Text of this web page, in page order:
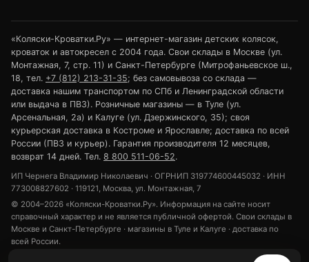
«Коляски-Кроватки.Ру» — интернет-магазин детских колясок,
кроваток и автокресел с 2004 года. Свои склады в Москве (ул.
Монтажная, 7, стр. 11) и Санкт-Петербурге (Митрофаньевское ш.,
18, тел. +7 (812) 213-31-35; без самовывоза со склада —
доставка нашим транспортом по СПб и Ленинградской области
или выдача в ПВЗ). Розничные магазины — в Туле (ул.
Арсенальная, 2а) и Калуге (ул. Дзержинского, 35); своя
курьерская доставка в Костроме и Ярославле; доставка по всей
России (ПВЗ и курьер). Гарантия производителя 12 месяцев,
возврат 14 дней. Тел. 8 800 511-06-52.
ИП Чернега Владимир Николаевич · ОГРНИП 319774600445032 · ИНН
773008827602 · 119121, Москва, ул. Монтажная, 7
© 2004–2026 «Коляски-Кроватки.Ру». Информация на сайте носит
справочный характер и не является публичной офертой. Свои склады в
Москве и Санкт-Петербурге · магазины в Туле и Калуге · доставка по
всей России.
Обработка персональных данных